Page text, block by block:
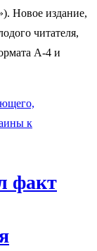
Новое издание,
читателя,
А-4 и
факт